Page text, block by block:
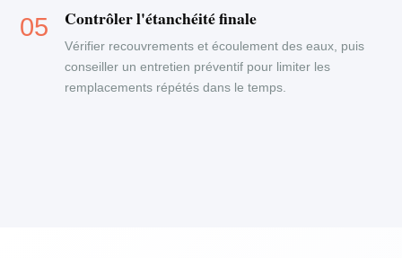
Contrôler l'étanchéité finale
Vérifier recouvrements et écoulement des eaux, puis
conseiller un entretien préventif pour limiter les
remplacements répétés dans le temps.